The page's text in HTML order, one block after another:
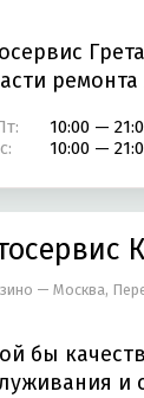
10:00 —
10:00 —
— Москва,
бы
и